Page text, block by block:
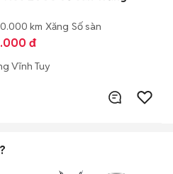
km Xăng Số sàn
đ
Vĩnh Tuy